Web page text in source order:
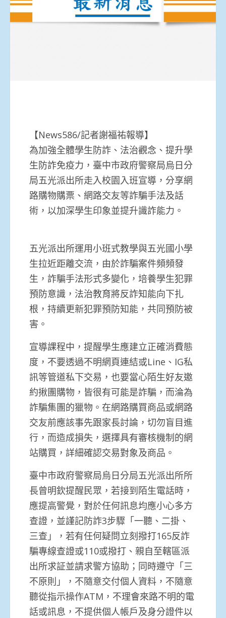
【News586/記者謝福祐報導】
為加強全體學生防詐、法治觀念、提升學
生防詐免疫力，臺中市政府警察局烏日分
局五光派出所走入校園入班宣導，分享網
路購物購票、網路交友等詐騙手法及話
術，以加深學生印象並提升識詐能力。
五光派出所運用小班式教學與五光國小學
生拉近距離交流，由於詐騙案件頻頻發
生，詐騙手法形式多變化，培養學生犯罪
預防意識，法治教育將反詐知能向下扎
根，持續更新犯罪預防知能，共同預防被
害。
宣導課程中，提醒學生應建立正確消費態
度，不要透過不明網頁連結或Line、IG私
訊等管道私下交易，也要當心陌生好友邀
約揪團購物，皆很有可能是詐騙，而淪為
詐騙集團的獵物。在網路購買商品或網路
交友前應該事先跟家長討論，切勿盲目進
行，而造成損失，選擇具有審核機制的網
站購買，詳細確認交易對象及商品。
臺中市政府警察局烏日分局五光派出所所
長曾明欽提醒民眾，若接到陌生電話時，
應提高警覺，對於任何訊息均應小心多方
查證，並謹記防詐3步驟「一聽、二掛、
三查」，若有任何疑問立刻撥打165反詐
騙專線查證或110或撥打、親自至轄區派
出所求証並請求警方協助；同時遵守「三
不原則」，不隨意交付個人資料，不隨意
聽從指示操作ATM，不理會來路不明的電
話或訊息，不提供個人帳戶及身分證件以